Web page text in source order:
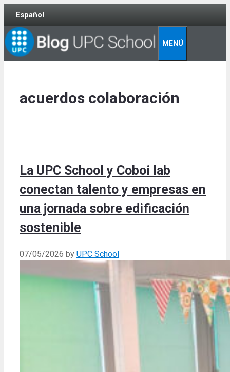
Skip
content
Español
MENÚ
acuerdos colaboración
La UPC School y Coboi lab
conectan talento y empresas en
una jornada sobre edificación
sostenible
07/05/2026 by UPC School